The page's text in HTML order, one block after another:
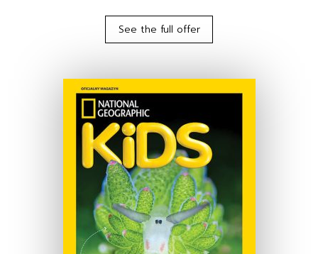
See the full offer